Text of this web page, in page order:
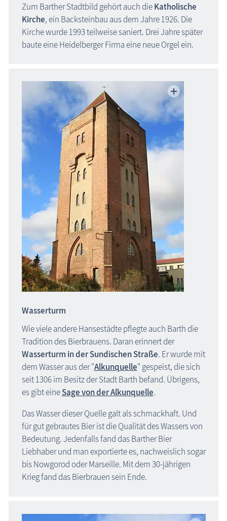
Zum Barther Stadtbild gehört auch dieKatholische
Kirche, ein Backsteinbau aus dem Jahre 1926. Die
Kirche wurde 1993 teilweise saniert. Drei Jahre später
baute eine Heidelberger Firma eine neue Orgel ein.
Wasserturm
Wie viele andere Hansestädte pflegte auch Barth die
Tradition des Bierbrauens. Daran erinnert der
Wasserturm in der Sundischen Straße. Er wurde mit
dem Wasser aus der "Alkunquelle" gespeist, die sich
seit 1306 im Besitz der Stadt Barth befand. Übrigens,
es gibt eineSage von der Alkunquelle.
Das Wasser dieser Quelle galt als schmackhaft. Und
für gut gebrautes Bier ist die Qualität des Wassers von
Bedeutung. Jedenfalls fand das Barther Bier
Liebhaber und man exportierte es, nachweislich sogar
bis Nowgorod oder Marseille. Mit dem 30-jährigen
Krieg fand das Bierbrauen sein Ende.